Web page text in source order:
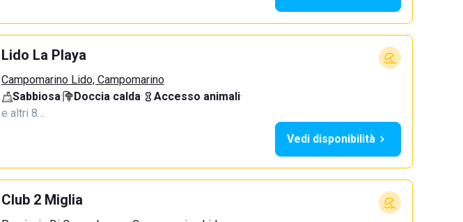
Lido La Playa
Campomarino Lido, Campomarino
Sabbiosa· Doccia calda· Accesso animali·
e altri 8…
Vedi disponibilità
Club 2 Miglia